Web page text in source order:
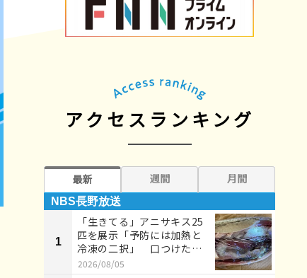
アクセスランキング
最新 週間 月間
NBS長野放送
1
「生きてる」アニサキス25
匹を展示「予防には加熱と
冷凍の二択」 口つけたペ
ットボ...
2026/08/05